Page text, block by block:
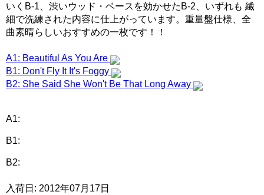
いくB-1、渋いウッド・ベースを効かせたB-2、いずれも 繊
細で洗練された内容に仕上がっています。重量盤仕様、全
曲素晴らしいおすすめの一枚です！！
A1: Beautiful As You Are
B1: Don't Fly It It's Foggy
B2: She Said She Won't Be That Long Away
A1:
B1:
B2:
入荷日: 2012年07月17日